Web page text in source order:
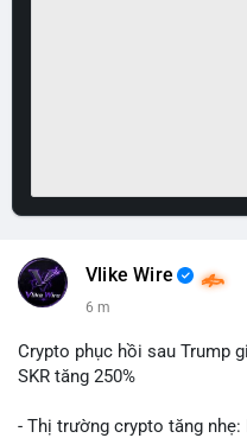
Vlike Wire
6 m
Crypto phục hồi sau Trump
SKR tăng 250%
- Thị trường crypto tăng nhẹ: